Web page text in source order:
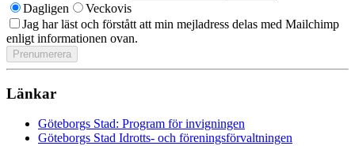
Dagligen
Veckovis
Jag har läst och förstått att min mejladress delas med Mailchimp
enligt informationen ovan.
Länkar
Göteborgs Stad: Program för invigningen
Göteborgs Stad Idrotts- och föreningsförvaltningen